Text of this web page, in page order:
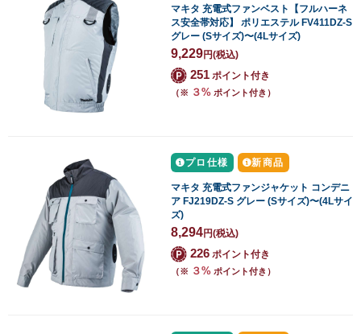
マキタ 充電式ファンベスト【フルハーネ
ス安全帯対応】 ポリエステル FV411DZ-S
グレー (Sサイズ)〜(4Lサイズ)
9,229円(税込)
251 ポイント付き
（※ ３% ポイント付き）
プロ仕様 新商品
マキタ 充電式ファンジャケット コンデニ
ア FJ219DZ-S グレー (Sサイズ)〜(4Lサイ
ズ)
8,294円(税込)
226 ポイント付き
（※ ３% ポイント付き）